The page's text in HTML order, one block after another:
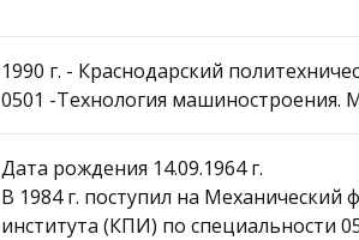
1990 г. - Краснодарский
0501 -Технология машиностроения.
Дата рождения 14.09.1964 г.
В 1984 г. поступил на Механический
института (КПИ) по специальности